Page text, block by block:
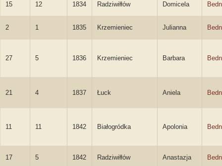
15 12 1834 Radziwiłłów Domicela
2 1 1835 Krzemieniec Julianna
27 5 1836 Krzemieniec Barbara
21 4 1837 Łuck Aniela
11 11 1842 Białogródka Apolonia
17 5 1842 Radziwiłłów Anastazja